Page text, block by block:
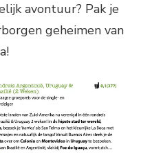
avontuur? Pak je
geheimen van